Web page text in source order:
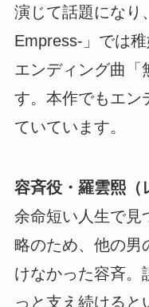
演じて話題になり
Empress-」では
エンディング曲「
す。本作でもエン
ていています。
容斉役・羅雲熙（
余命短い人生で見
略のため、他の男
けなかった容斉。
っと支え続ける